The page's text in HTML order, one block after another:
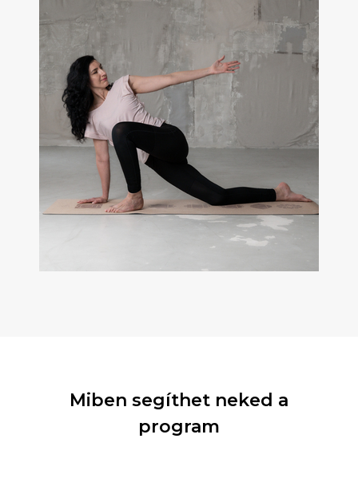
Miben segíthet neked a
program